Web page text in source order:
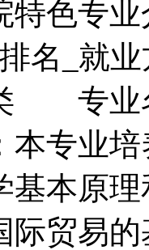
特色专
排名_
类 专业
本专业
基本原
际贸易